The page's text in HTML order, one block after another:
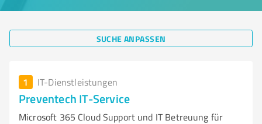
SUCHE ANPASSEN
1 IT-Dienstleistungen
Preventech IT-Service
Microsoft 365 Cloud Support und IT Betreuung für